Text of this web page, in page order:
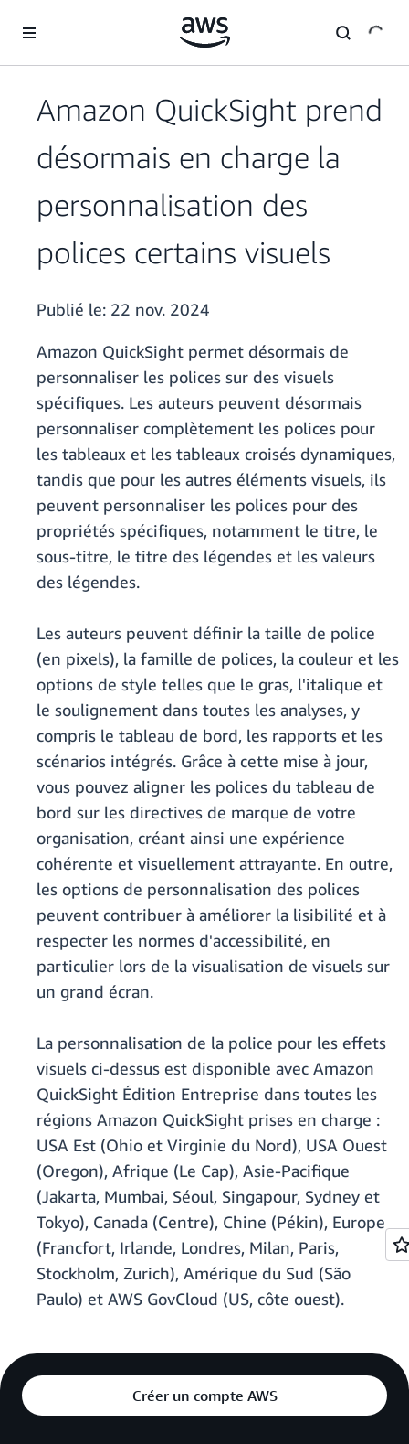
Amazon QuickSight prend
désormais en charge la
personnalisation des
polices certains visuels
Publié le: 22 nov. 2024
Amazon QuickSight permet désormais de
personnaliser les polices sur des visuels
spécifiques. Les auteurs peuvent désormais
personnaliser complètement les polices pour
les tableaux et les tableaux croisés dynamiques,
tandis que pour les autres éléments visuels, ils
peuvent personnaliser les polices pour des
propriétés spécifiques, notamment le titre, le
sous-titre, le titre des légendes et les valeurs
des légendes.
Les auteurs peuvent définir la taille de police
(en pixels), la famille de polices, la couleur et les
options de style telles que le gras, l'italique et
le soulignement dans toutes les analyses, y
compris le tableau de bord, les rapports et les
scénarios intégrés. Grâce à cette mise à jour,
vous pouvez aligner les polices du tableau de
bord sur les directives de marque de votre
organisation, créant ainsi une expérience
cohérente et visuellement attrayante. En outre,
les options de personnalisation des polices
peuvent contribuer à améliorer la lisibilité et à
respecter les normes d'accessibilité, en
particulier lors de la visualisation de visuels sur
un grand écran.
La personnalisation de la police pour les effets
visuels ci-dessus est disponible avec Amazon
QuickSight Édition Entreprise dans toutes les
régions Amazon QuickSight prises en charge :
USA Est (Ohio et Virginie du Nord), USA Ouest
(Oregon), Afrique (Le Cap), Asie-Pacifique
(Jakarta, Mumbai, Séoul, Singapour, Sydney et
Tokyo), Canada (Centre), Chine (Pékin), Europe
(Francfort, Irlande, Londres, Milan, Paris,
Stockholm, Zurich), Amérique du Sud (São
Paulo) et AWS GovCloud (US, côte ouest).
Créer un compte AWS